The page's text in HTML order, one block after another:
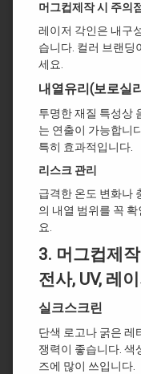
머그컵제작 시 주의점
레이저 각인은 내구
습니다. 컬러 브랜딩
세요.
내열유리(보로실
투명한 재질 특성상
는 연출이 가능합니
특히 효과적입니다.
리스크 관리
급격한 온도 변화나
의 내열 범위를 꼭
요.
3. 머그컵제작
전사, UV, 레
실크스크린
단색 로고나 굵은 레
쟁력이 좋습니다. 색
즈에 많이 쓰입니다.